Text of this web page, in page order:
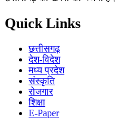
Quick Links
छत्तीसगढ़
देश-विदेश
मध्य प्रदेश
संस्कृति
रोजगार
शिक्षा
E-Paper